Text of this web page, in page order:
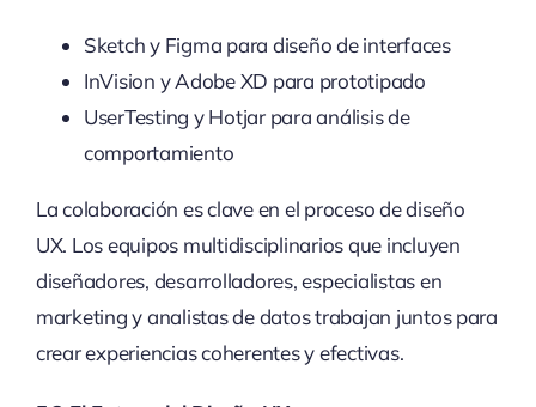
Sketch y Figma para diseño de interfaces
InVision y Adobe XD para prototipado
UserTesting y Hotjar para análisis de
comportamiento
La colaboración es clave en el proceso de diseño
UX. Los equipos multidisciplinarios que incluyen
diseñadores, desarrolladores, especialistas en
marketing y analistas de datos trabajan juntos para
crear experiencias coherentes y efectivas.